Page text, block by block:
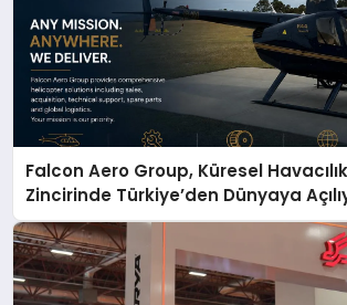
Falcon Aero Group, Küresel
Zincirinde Türkiye’den Dünyaya